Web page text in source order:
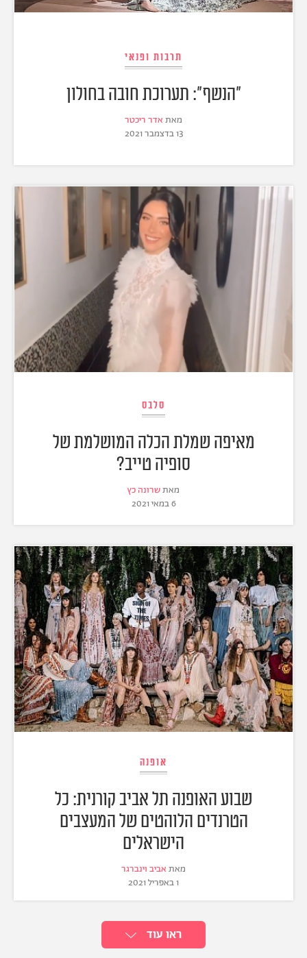
תרבות ופנאי
"הנשף": תערוכת חובה בחולון
מאת אדר ריכטר
13 בדצמבר 2021
סלבס
מאיפה שמלת הכלה המושלמת של
סופיה טייב?
מאתשרונה כץ
6 במאי 2021
אופנה
שבוע האופנה תל אביב קורנית: כל
הטרנדים הלוהטים של המעצבים
הישראלים
מאת אביב וינברגר
1 באפריל 2021
ראו עוד